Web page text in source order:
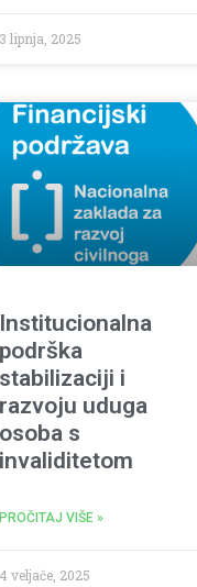
3 lipnja, 2025
Institucionalna
podrška
stabilizaciji i
razvoju uduga
osoba s
invaliditetom
PROČITAJ VIŠE »
4 veljače, 2025